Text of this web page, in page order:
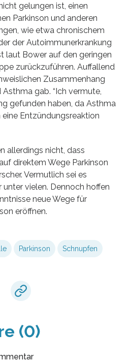
gelungen ist, einen
Parkinson und anderen
wie etwa chronischem
der Autoimmunerkrankung
laut Bower auf den geringen
zurückzuführen. Auffallend
Zusammenhang
gab. “Ich vermute,
gefunden haben, da Asthma
Entzündungsreaktion
allerdings nicht, dass
direktem Wege Parkinson
Vermutlich sei es
vielen. Dennoch hoffen
neue Wege für
eröffnen.
Parkinson Schnupfen
(0)